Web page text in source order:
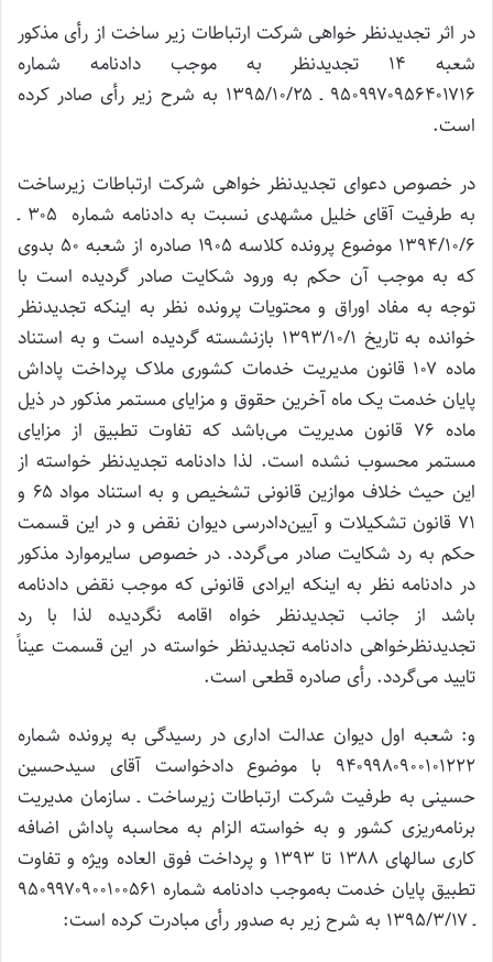
در اثر تجدیدنظر خواهی شرکت ارتباطات زیر ساخت از رأی مذکور
شعبه ۱۴ تجدیدنظر به موجب دادنامه شماره
۹۵۰۹۹۷۰۹۵۶۴۰۱۷۱۶ ـ ۱۳۹۵/۱۰/۲۵ به شرح زیر رأی صادر کرده
است.
در خصوص دعوای تجدیدنظر خواهی شرکت ارتباطات زیرساخت
به طرفیت آقای خلیل مشهدی نسبت به دادنامه شماره ۳۰۵ ـ
۱۳۹۴/۱۰/۶ موضوع پرونده کلاسه ۱۹۰۵ صادره از شعبه ۵۰ بدوی
که به موجب آن حکم به ورود شکایت صادر گردیده است با
توجه به مفاد اوراق و محتویات پرونده نظر به اینکه تجدیدنظر
خوانده به تاریخ ۱۳۹۳/۱۰/۱ بازنشسته گردیده است و به استناد
ماده ۱۰۷ قانون مدیریت خدمات کشوری ملاک پرداخت پاداش
پایان خدمت یک ماه آخرین حقوق و مزایای مستمر مذکور در ذیل
ماده ۷۶ قانون مدیریت می‌باشد که تفاوت تطبیق از مزایای
مستمر محسوب نشده است. لذا دادنامه تجدیدنظر خواسته از
این حیث خلاف موازین قانونی تشخیص و به استناد مواد ۶۵ و
۷۱ قانون تشکیلات و آیین‌دادرسی دیوان نقض و در این قسمت
حکم به رد شکایت صادر می‌گردد. در خصوص سایرموارد مذکور
در دادنامه نظر به اینکه ایرادی قانونی که موجب نقض دادنامه
باشد از جانب تجدیدنظر خواه اقامه نگردیده لذا با رد
تجدیدنظرخواهی دادنامه تجدیدنظر خواسته در این قسمت عیناً
تایید می‌گردد. رأی صادره قطعی است.
و: شعبه اول دیوان عدالت اداری در رسیدگی به پرونده شماره
۹۴۰۹۹۸۰۹۰۰۱۰۱۲۲۲ با موضوع دادخواست آقای سیدحسین
حسینی به طرفیت شرکت ارتباطات زیرساخت ـ سازمان مدیریت
برنامه‌ریزی کشور و به خواسته الزام به محاسبه پاداش اضافه
کاری سالهای ۱۳۸۸ تا ۱۳۹۳ و پرداخت فوق العاده ویژه و تفاوت
تطبیق پایان خدمت به‌موجب دادنامه شماره ۹۵۰۹۹۷۰۹۰۰۱۰۰۵۶۱
ـ ۱۳۹۵/۳/۱۷ به شرح زیر به صدور رأی مبادرت کرده است: